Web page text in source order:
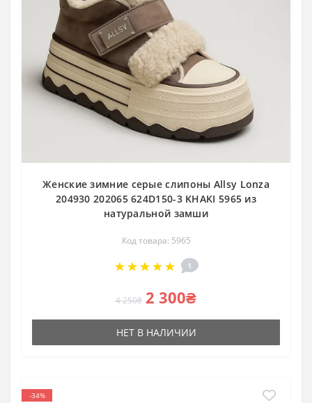
Женские зимние серые слипоны Allsy Lonza
204930 202065 624D150-3 KHAKI 5965 из
натуральной замши
Код товара: 5965
1
4 250₴ 2 300₴
НЕТ В НАЛИЧИИ
-34%